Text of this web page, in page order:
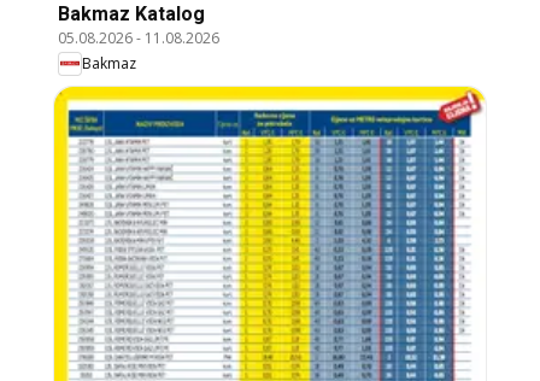
Bakmaz Katalog
05.08.2026- 11.08.2026
Bakmaz